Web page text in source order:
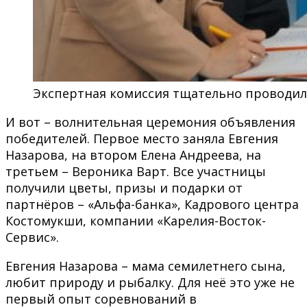
Экспертная комиссия тщательно
И вот – волнительная церемония объявления
победителей. Первое место заняла Евгения
Назарова, на втором Елена Андреева, на
третьем – Вероника Варт. Все участницы
получили цветы, призы и подарки от
партнёров – «Альфа-банка», Кадрового центра
Костомукши, компании «Карелия-Восток-
Сервис».
Евгения Назарова – мама семилетнего сына,
любит природу и рыбалку. Для неё это уже не
первый опыт соревнований в